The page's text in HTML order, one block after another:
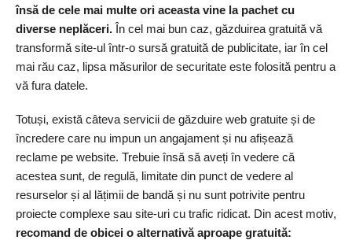
însă de cele mai multe ori aceasta vine la pachet cu
diverse neplăceri. În cel mai bun caz, găzduirea gratuită vă
transformă site-ul într-o sursă gratuită de publicitate, iar în cel
mai rău caz, lipsa măsurilor de securitate este folosită pentru a
vă fura datele.
Totuși, există câteva servicii de găzduire web gratuite și de
încredere care nu impun un angajament și nu afișează
reclame pe website. Trebuie însă să aveți în vedere că
acestea sunt, de regulă, limitate din punct de vedere al
resurselor și al lățimii de bandă și nu sunt potrivite pentru
proiecte complexe sau site-uri cu trafic ridicat. Din acest motiv,
recomand de obicei o alternativă aproape gratuită: